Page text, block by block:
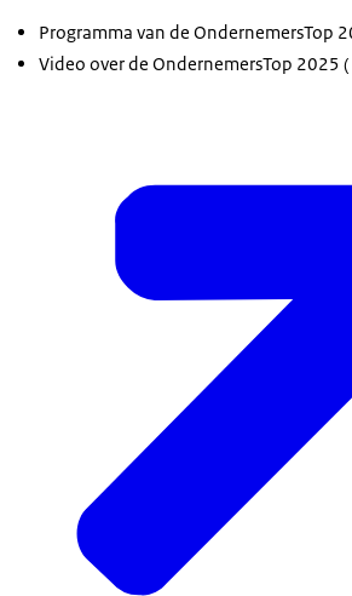
Programma van de OndernemersTop
Video over de OndernemersTop 2025 (